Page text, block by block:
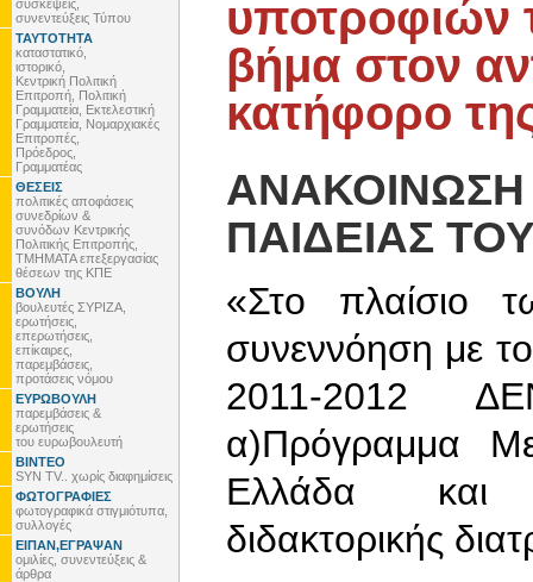
συσκέψεις,
συνεντεύξεις Τύπου
ΤΑΥΤΟΤΗΤΑ
καταστατικό,
ιστορικό,
Κεντρική Πολιτική
Επιτροπή, Πολιτική
Γραμματεία, Εκτελεστική
Γραμματεία, Νομαρχιακές
Επιτροπές,
Πρόεδρος,
Γραμματέας
ΘΕΣΕΙΣ
πολιτικές αποφάσεις
συνεδρίων &
συνόδων Κεντρικής
Πολιτικής Επιτροπής,
ΤΜΗΜΑΤΑ επεξεργασίας
θέσεων της ΚΠΕ
ΒΟΥΛΗ
βουλευτές ΣΥΡΙΖΑ,
ερωτήσεις,
επερωτήσεις,
επίκαιρες,
παρεμβάσεις,
προτάσεις νόμου
ΕΥΡΩΒΟΥΛΗ
παρεμβάσεις &
ερωτήσεις
του ευρωβουλευτή
ΒΙΝΤΕΟ
SYN TV.. χωρίς διαφημίσεις
ΦΩΤΟΓΡΑΦΙΕΣ
φωτογραφικά στιγμιότυπα,
συλλογές
ΕΙΠΑΝ,ΕΓΡΑΨΑΝ
ομιλίες, συνεντεύξεις &
άρθρα
υποτροφιών
βήμα στον
κατήφορο
ΠΑΙΔΕΙΑΣ
«Στο πλαίσιο
συνεννόηση με
2011-2012
α)Πρόγραμμα
Ελλάδα και
διδακτορικής